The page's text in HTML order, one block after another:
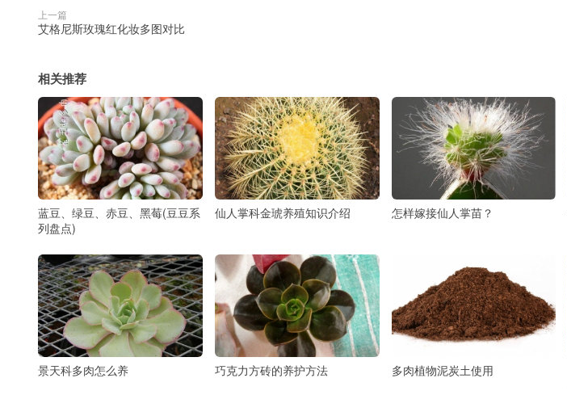
上一篇
艾格尼斯玫瑰红化妆多图对比
相关推荐
蓝豆、绿豆、赤豆、黑莓(豆豆系
列盘点)
仙人掌科金琥养殖知识介绍 怎样嫁接仙人掌苗？
景天科多肉怎么养 巧克力方砖的养护方法 多肉植物泥炭土使用